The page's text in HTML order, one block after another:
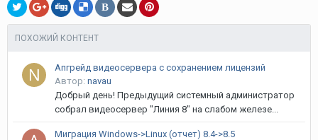
В
ПОХОЖИЙ КОНТЕНТ
Апгрейд видеосервера с сохранением лицензий
Автор: navau
Добрый день! Предыдущий системный администратор
собрал видеосервер "Линия 8" на слабом железе...
Миграция Windows->Linux (отчет) 8.4->8.5